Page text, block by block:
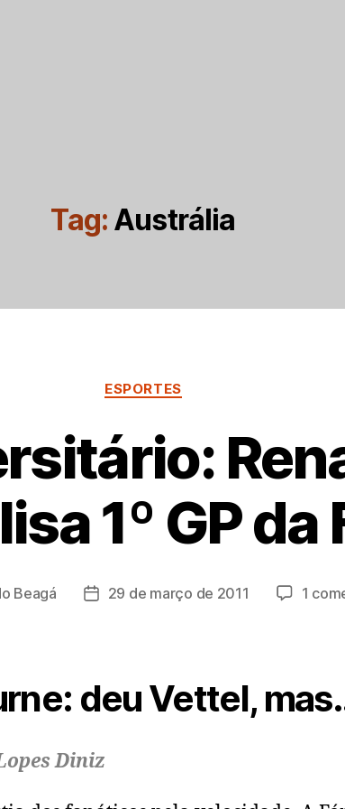
Tag: Austrália
Categorias
ESPORTES
1º GP da
Beagá
Data29 de março de 2011 1
deu Vettel,
Diniz